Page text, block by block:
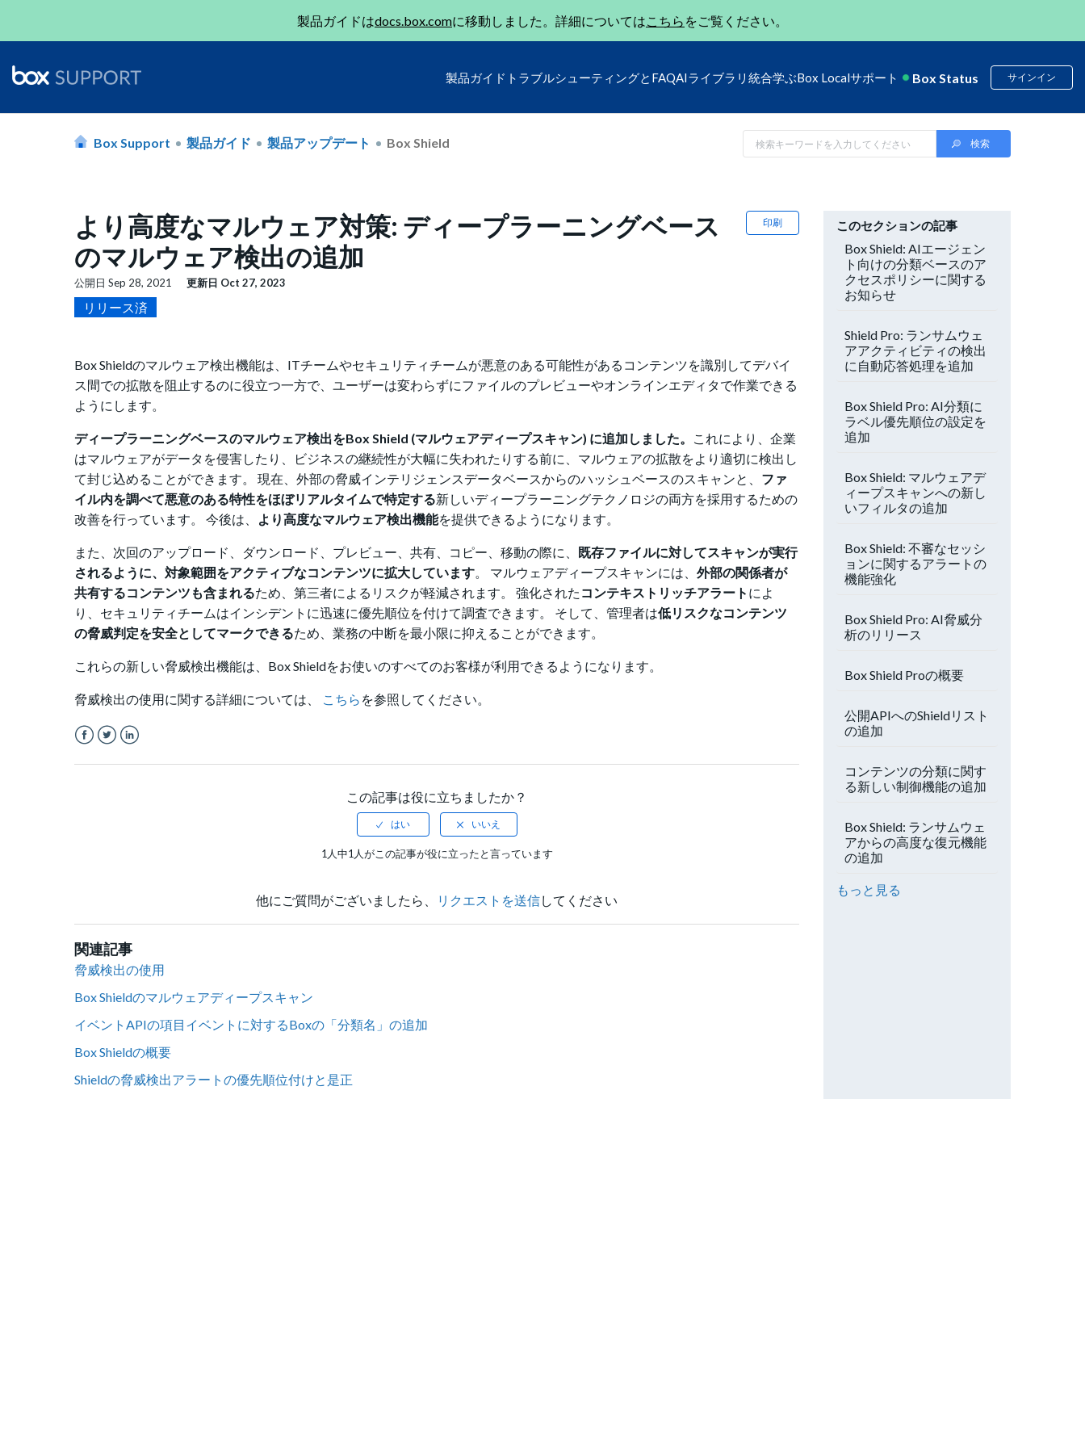
製品ガイドはdocs.box.comに移動しました。詳細についてはこちら をご覧ください。
製品ガイド トラブルシューティングとFAQAIライブラリ 統合学ぶBox Localサポート Box Status サインイン
Box Support 製品ガイド 製品アップデート Box Shield
印刷
より高度なマルウェア対策: ディープラーニングベース
のマルウェア検出の追加
公開日 Sep 28, 2021 更新日 Oct 27, 2023
リリース済
Box Shieldのマルウェア検出機能は、ITチームやセキュリティチームが悪意のある可能性があるコンテンツを識別してデバイ
ス間での拡散を阻止するのに役立つ一方で、ユーザーは変わらずにファイルのプレビューやオンラインエディタで作業できる
ようにします。
ディープラーニングベースのマルウェア検出をBox Shield (マルウェアディープスキャン) に追加しました。
これにより、企業
はマルウェアがデータを侵害したり、ビジネスの継続性が大幅に失われたりする前に、マルウェアの拡散をより適切に検出し
て封じ込めることができます。
現在、外部の脅威インテリジェンスデータベースからのハッシュベースのスキャンと、 ファ
イル内を調べて悪意のある特性をほぼリアルタイムで特定する新しいディープラーニングテクノロジの両方を採用するための
改善を行っています。 今後は、
より高度なマルウェア検出機能を提供できるようになります。
また、次回のアップロード、ダウンロード、プレビュー、共有、コピー、移動の際に、
既存ファイルに対してスキャンが実行
されるように、対象範囲をアクティブなコンテンツに拡大しています。 マルウェアディープスキャンには、 外部の関係者が
共有するコンテンツも含まれるため、第三者によるリスクが軽減されます。 強化された コンテキストリッチアラート によ
り、セキュリティチームはインシデントに迅速に優先順位を付けて調査できます。 そして、管理者は低リスクなコンテンツ
の脅威判定を安全としてマークできるため、業務の中断を最小限に抑えることができます。
これらの新しい脅威検出機能は、Box Shieldをお使いのすべてのお客様が利用できるようになります。
脅威検出の使用に関する詳細については、 こちら を参照してください。
この記事は役に立ちましたか？
1人中1人がこの記事が役に立ったと言っています
他にご質問がございましたら、 リクエストを送信してください
関連記事
脅威検出の使用
Box Shieldのマルウェアディープスキャン
イベントAPIの項目イベントに対するBoxの「分類名」の追加
Box Shieldの概要
Shieldの脅威検出アラートの優先順位付けと是正
このセクションの記事
Box Shield: AIエージェン
ト向けの分類ベースのア
クセスポリシーに関する
お知らせ
Shield Pro: ランサムウェ
アアクティビティの検出
に自動応答処理を追加
Box Shield Pro: AI分類に
ラベル優先順位の設定を
追加
Box Shield: マルウェアデ
ィープスキャンへの新し
いフィルタの追加
Box Shield: 不審なセッシ
ョンに関するアラートの
機能強化
Box Shield Pro: AI脅威分
析のリリース
Box Shield Proの概要
公開APIへのShieldリスト
の追加
コンテンツの分類に関す
る新しい制御機能の追加
Box Shield: ランサムウェ
アからの高度な復元機能
の追加
もっと見る